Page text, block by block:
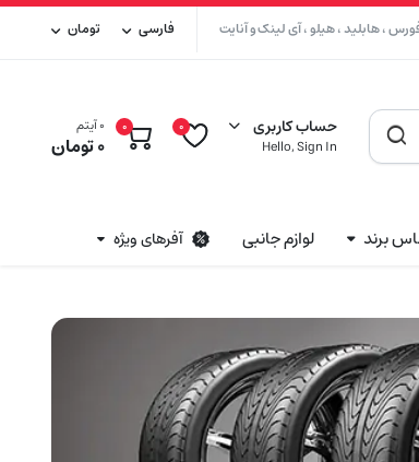
، هابلید ، هیلو ، آی لینک و آنایت فارسی تومان
حساب کاربری
Hello, Sign In
0
0 0 آیتم
0تومان
برند لوازم جانبی آفرهای ویژه